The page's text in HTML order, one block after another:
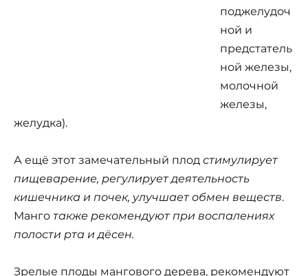
поджелудоч
ной и
предстатель
ной железы,
молочной
железы,
желудка).
А ещё этот замечательный плод стимулирует
пищеварение, регулирует деятельность
кишечника и почек, улучшает обмен веществ.
Манго также рекомендуют при воспалениях
полости рта и дёсен.
Зрелые плоды мангового дерева, рекомендуют